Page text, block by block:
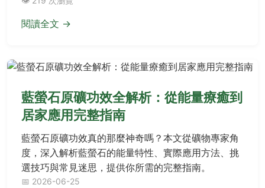
閱讀全文 →
藍螢石原礦功效全解析：從能量療癒到
居家應用完整指南
藍螢石原礦功效真的那麼神奇嗎？本文從礦物專家角
度，深入解析藍螢石的能量特性、實際應用方法、挑
選技巧與常見迷思，提供你所需的完整指南。
📅 2026-06-25